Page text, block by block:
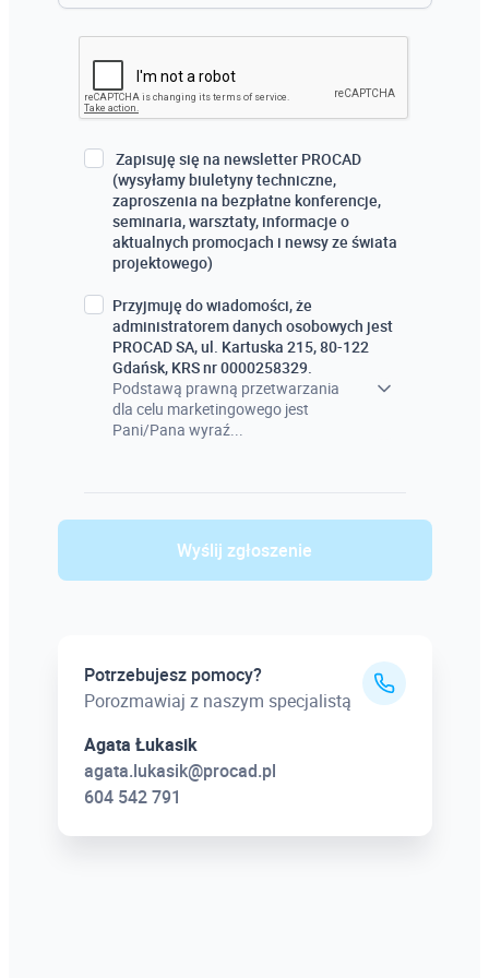
Zapisuję się na newsletter PROCAD
(wysyłamy biuletyny techniczne,
zaproszenia na bezpłatne konferencje,
seminaria, warsztaty, informacje o
aktualnych promocjach i newsy ze świata
projektowego)
Przyjmuję do wiadomości, że
administratorem danych osobowych jest
PROCAD SA, ul. Kartuska 215, 80-122
Gdańsk, KRS nr 0000258329.
Podstawą prawną przetwarzania
dla celu marketingowego jest
Pani/Pana wyraź...
Wyślij zgłoszenie
Potrzebujesz pomocy?
Porozmawiaj z naszym specjalistą
Agata Łukasik
agata.lukasik@procad.pl
604 542 791
Revit Structure stopień II
Tworzenie rodzin w Revit
Revit MEP – instalacje elektryczne
Revit Structure stopień I
Advance Steel stopień I
Robot Structural Analysis
BIM Modeler Architektura
BIM Modeler Konstrukcje
BIM Modeler Instalacje
BIM Manager
Zarządzanie projektami – Agile BIM
TAK